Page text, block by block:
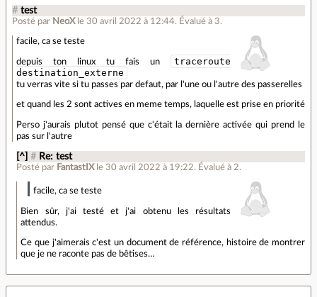
# test
Posté par NeoX le 30 avril 2022 à 12:44. Évalué à 3.
facile, ca se teste
depuis ton linux tu fais un
traceroute
destination_externe
tu verras vite si tu passes par defaut, par l'une ou l'autre des passerelles
et quand les 2 sont actives en meme temps, laquelle est prise en priorité
Perso j'aurais plutot pensé que c'était la dernière activée qui prend le
pas sur l'autre
[^] # Re: test
Posté par FantastIX le 30 avril 2022 à 19:22. Évalué à 2.
facile, ca se teste
Bien sûr, j'ai testé et j'ai obtenu les résultats
attendus.
Ce que j'aimerais c'est un document de référence, histoire de montrer
que je ne raconte pas de bêtises…